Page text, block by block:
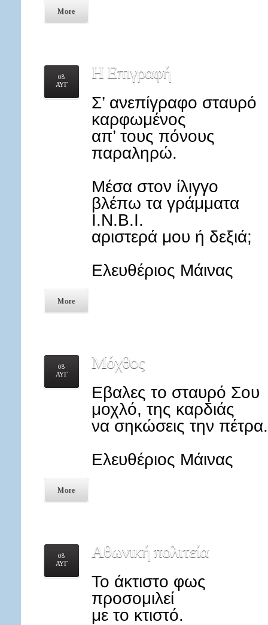
More
08
ΑΥΓ
ΗΕπιγραφή
Σ’ ανεπίγραφο σταυρό
καρφωμένος
απ’ τους πόνους
παραληρώ.
Μέσα στον ίλιγγο
βλέπω τα γράμματα
Ι.Ν.Β.Ι.
αριστερά μου ή δεξιά;
Ελευθέριος Μάινας
More
08
ΑΥΓ
Μόχθος
Εβαλες το σταυρό Σου
μοχλό, της καρδιάς
να σηκώσεις την πέτρα.
Ελευθέριος Μάινας
More
08
ΑΥΓ
Αθωνικήπολιτεία
Το άκτιστο φως
προσομιλεί
με το κτιστό.